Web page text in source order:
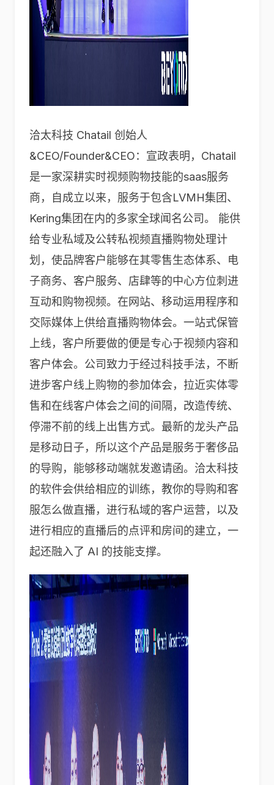
洽太科技 Chatail 创始人
&CEO/Founder&CEO：宣政表明，Chatail
是一家深耕实时视频购物技能的saas服务
商，自成立以来，服务于包含LVMH集团、
Kering集团在内的多家全球闻名公司。 能供
给专业私域及公转私视频直播购物处理计
划，使品牌客户能够在其零售生态体系、电
子商务、客户服务、店肆等的中心方位刺进
互动和购物视频。在网站、移动运用程序和
交际媒体上供给直播购物体会。一站式保管
上线，客户所要做的便是专心于视频内容和
客户体会。公司致力于经过科技手法，不断
进步客户线上购物的参加体会，拉近实体零
售和在线客户体会之间的间隔，改造传统、
停滞不前的线上出售方式。最新的龙头产品
是移动日子，所以这个产品是服务于奢侈品
的导购，能够移动端就发邀请函。洽太科技
的软件会供给相应的训练，教你的导购和客
服怎么做直播，进行私域的客户运营，以及
进行相应的直播后的点评和房间的建立，一
起还融入了 AI 的技能支撑。